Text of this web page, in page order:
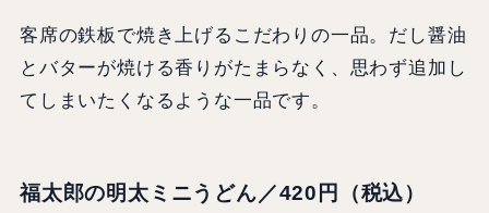
客席の鉄板で焼き上げるこだわりの一品。だし醤油
とバターが焼ける香りがたまらなく、思わず追加し
てしまいたくなるような一品です。
福太郎の明太ミニうどん／420円（税込）